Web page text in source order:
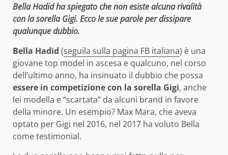
Bella Hadid ha spiegato che non esiste alcuna rivalità
con la sorella Gigi. Ecco le sue parole per dissipare
qualunque dubbio.
Bella Hadid (seguila sulla pagina FB italiana) è una
giovane top model in ascesa e qualcuno, nel corso
dell’ultimo anno, ha insinuato il dubbio che possa
essere in competizione con la sorella Gigi, anche
lei modella e “scartata” da alcuni brand in favore
della minore. Un esempio? Max Mara, che aveva
optato per Gigi nel 2016, nel 2017 ha voluto Bella
come testimonial.